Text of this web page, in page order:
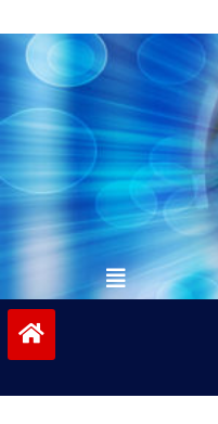
to
contentvinivida.lk